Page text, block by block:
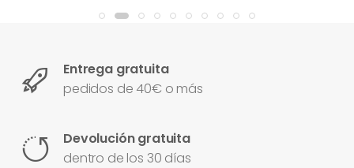
Entrega gratuita
pedidos de 40€ o más
Devolución gratuita
dentro de los 30 días